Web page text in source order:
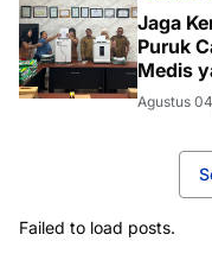
Jaga
Puruk
Medis
Agustus
Failed to load posts.